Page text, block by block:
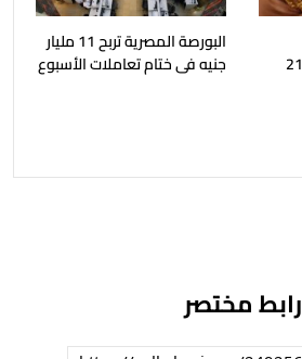
الأسواق المصرية .. عيار 21
البورصة المصرية تربح 11 مليار
جنيه فى ختام تعاملات الأسبوع
رابط مختصر